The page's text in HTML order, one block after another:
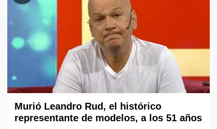
Murió Leandro Rud, el histórico
representante de modelos, a los 51 años